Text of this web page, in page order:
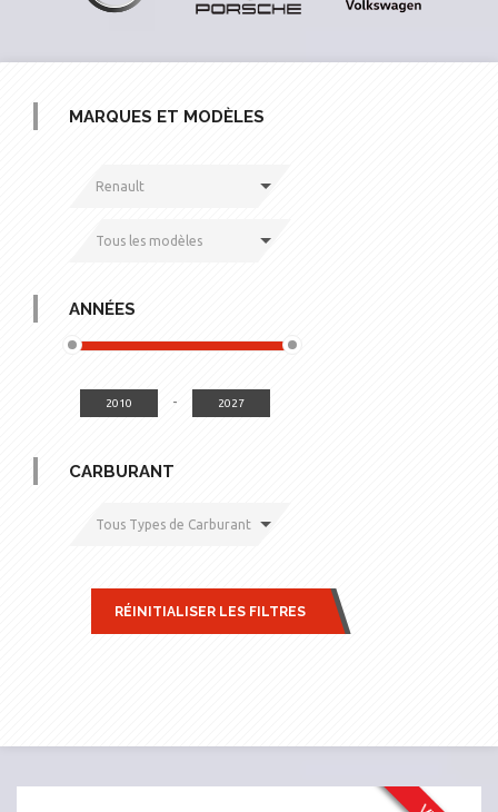
MARQUES ET MODÈLES
Renault
Tous les modèles
ANNÉES
-
CARBURANT
Tous Types de Carburant
RÉINITIALISER LES FILTRES